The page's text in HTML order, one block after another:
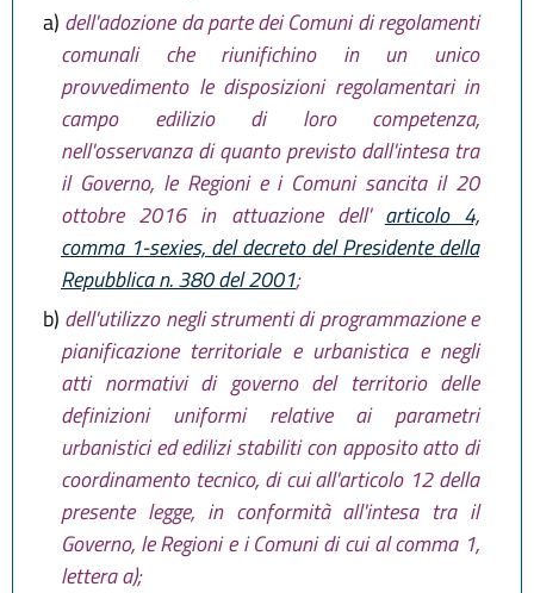
a) dell'adozione da parte dei Comuni di regolamenti
comunali che riunifichino in un unico
provvedimento le disposizioni regolamentari in
campo edilizio di loro competenza,
nell'osservanza di quanto previsto dall'intesa tra
il Governo, le Regioni e i Comuni sancita il 20
ottobre 2016 in attuazione dell' articolo 4,
comma 1-sexies, del decreto del Presidente della
Repubblica n. 380 del 2001;
b) dell'utilizzo negli strumenti di programmazione e
pianificazione territoriale e urbanistica e negli
atti normativi di governo del territorio delle
definizioni uniformi relative ai parametri
urbanistici ed edilizi stabiliti con apposito atto di
coordinamento tecnico, di cui all'articolo 12 della
presente legge, in conformità all'intesa tra il
Governo, le Regioni e i Comuni di cui al comma 1,
lettera a);